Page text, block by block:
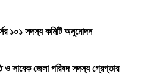
১০১ সদস্য কমিটি অনুমোদন
ও সাবেক জেলা পরিষদ সদস্য গ্রেপ্তার